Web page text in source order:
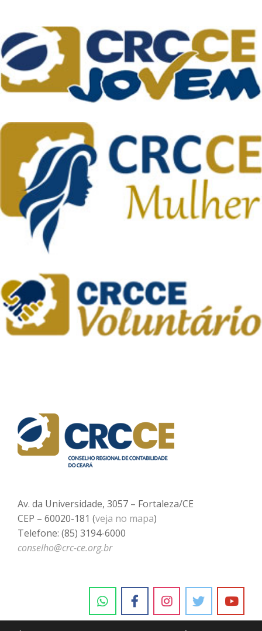
Av. da Universidade, 3057 – Fortaleza/CE
CEP – 60020-181 (veja no mapa)
Telefone: (85) 3194-6000
conselho@crc-ce.org.br